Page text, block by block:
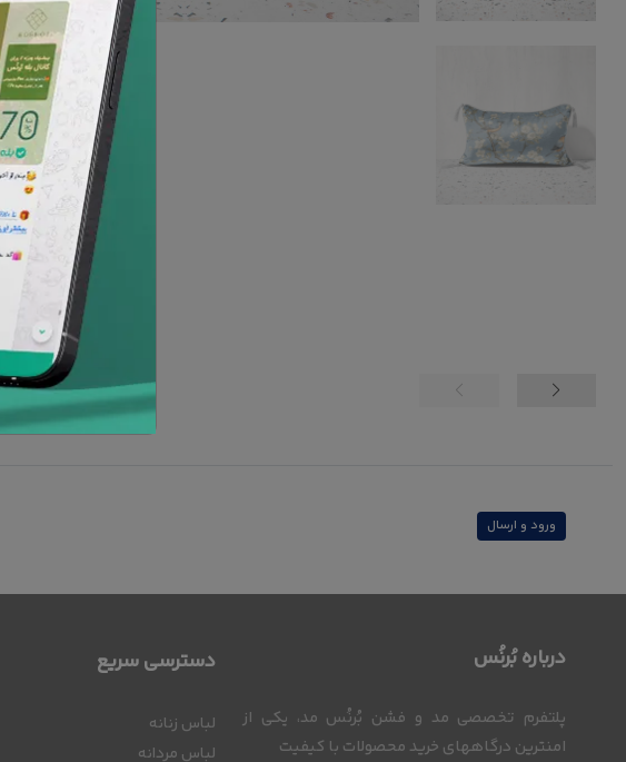
ورود و ارسال
درباره بُرنُس
پلتفرم تخصصی مد و فشن بُرنُس مد، یکی از
امنترین درگاههای خرید محصولات با کیفیت
دسترسی سریع
لباس زنانه
لباس مردانه